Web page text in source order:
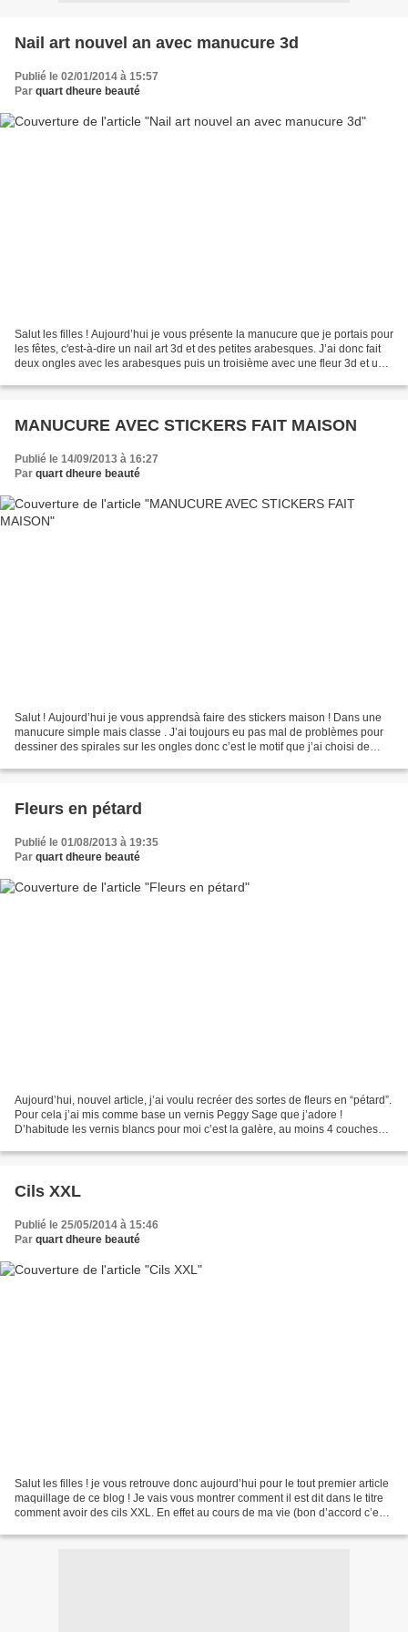
Nail art nouvel an avec manucure 3d
Publié le 02/01/2014 à 15:57
Par quart dheure beauté
Salut les filles ! Aujourd’hui je vous présente la manucure que je portais pour
les fêtes, c'est-à-dire un nail art 3d et des petites arabesques. J’ai donc fait
deux ongles avec les arabesques puis un troisième avec une fleur 3d et un
MANUCURE AVEC STICKERS FAIT MAISON
Publié le 14/09/2013 à 16:27
Par quart dheure beauté
Salut ! Aujourd’hui je vous apprendsà faire des stickers maison ! Dans une
manucure simple mais classe . J’ai toujours eu pas mal de problèmes pour
dessiner des spirales sur les ongles donc c’est le motif que j’ai choisi de
Fleurs en pétard
Publié le 01/08/2013 à 19:35
Par quart dheure beauté
Aujourd’hui, nouvel article, j’ai voulu recréer des sortes de fleurs en “pétard”.
Pour cela j’ai mis comme base un vernis Peggy Sage que j’adore !
D’habitude les vernis blancs pour moi c’est la galère, au moins 4 couches
Cils XXL
Publié le 25/05/2014 à 15:46
Par quart dheure beauté
Salut les filles ! je vous retrouve donc aujourd’hui pour le tout premier article
maquillage de ce blog ! Je vais vous montrer comment il est dit dans le titre
comment avoir des cils XXL. En effet au cours de ma vie (bon d’accord c’est